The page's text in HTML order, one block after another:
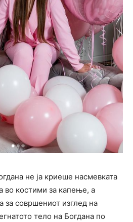
не ја криеше насмевката
во костими за капење, а
за совршениот изглед на
тело на Богдана по